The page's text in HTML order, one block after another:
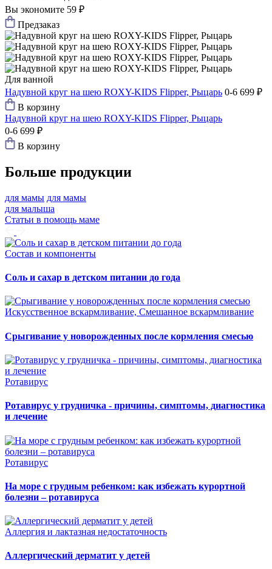
Вы экономите 59 ₽
Предзаказ
Для ванной
Надувной круг на шею ROXY-KIDS Flipper, Рыцарь 0-6 699 ₽
В корзину
Надувной круг на шею ROXY-KIDS Flipper, Рыцарь
0-6 699 ₽
В корзину
Больше продукции
для мамы для мамы
для малыша
Статьи в помощь маме
Состав и компоненты
Соль и сахар в детском питании до года
Искусственное вскармливание, Смешанное вскармливание
Срыгивание у новорожденных после кормления смесью
Ротавирус
Ротавирус у грудничка - причины, симптомы, диагностика
и лечение
Ротавирус
На море с грудным ребенком: как избежать курортной
болезни – ротавируса
Аллергия и лактазная недостаточность
Аллергический дерматит у детей